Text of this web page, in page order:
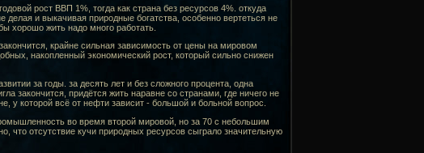
рост ВВП 1%, тогда как страна без ресурсов 4%. откуда
делая и выкачивая природные богатства, особенно вертеться не
хорошо жить надо много работать.
крайне сильная зависимость от цены на мировом
накопленный экономический рост, который сильно снижен
за годы. за десять лет и без сложного процента, одна
закончится, придётся жить наравне со странами, где ничего не
у которой всё от нефти зависит - большой и больной вопрос.
во время второй мировой, но за 70 с небольшим
что отсутствие кучи природных ресурсов сыграло значительную